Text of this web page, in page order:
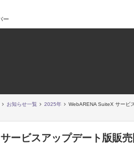
ー
お知らせ一覧 2025年 WebARENA SuiteX サービ
ービスアップデート版販